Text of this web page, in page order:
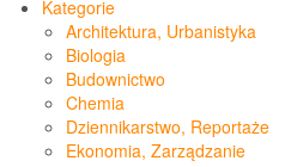
Kategorie
Architektura, Urbanistyka
Biologia
Budownictwo
Chemia
Dziennikarstwo, Reportaże
Ekonomia, Zarządzanie